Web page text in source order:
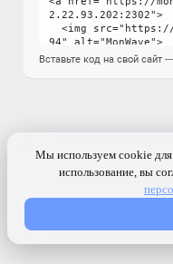
Вставьте код на свой сайт